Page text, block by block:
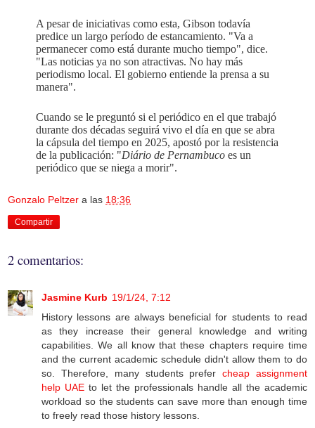
A pesar de iniciativas como esta, Gibson todavía
predice un largo período de estancamiento. "Va a
permanecer como está durante mucho tiempo", dice.
"Las noticias ya no son atractivas. No hay más
periodismo local. El gobierno entiende la prensa a su
manera".
Cuando se le preguntó si el periódico en el que trabajó
durante dos décadas seguirá vivo el día en que se abra
la cápsula del tiempo en 2025, apostó por la resistencia
de la publicación: "Diário de Pernambuco es un
periódico que se niega a morir".
Gonzalo Peltzer a las 18:36
Compartir
2 comentarios:
Jasmine Kurb 19/1/24, 7:12
History lessons are always beneficial for students to read
as they increase their general knowledge and writing
capabilities. We all know that these chapters require time
and the current academic schedule didn't allow them to do
so. Therefore, many students prefercheap assignment
help UAE to let the professionals handle all the academic
workload so the students can save more than enough time
to freely read those history lessons.